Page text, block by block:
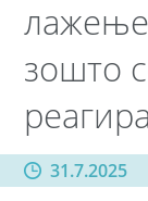
зошто
31.7.2025